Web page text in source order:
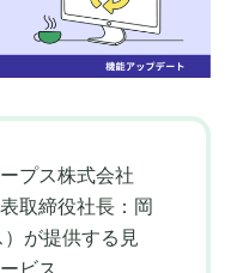
プス株式会社
取締役社長：岡
が提供する見